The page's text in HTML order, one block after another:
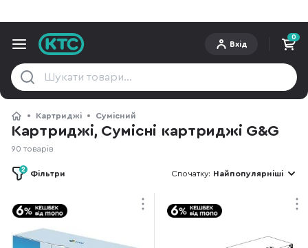
Вхід
0
Картриджі Сумісний
Картриджі, Сумісні картриджі G&G
90 товарів
Фільтри
2 Спочатку: Найпопулярніші